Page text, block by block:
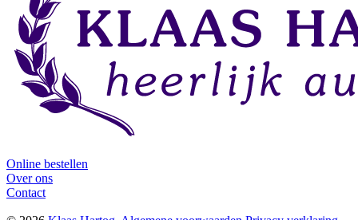
Online bestellen
Over ons
Contact